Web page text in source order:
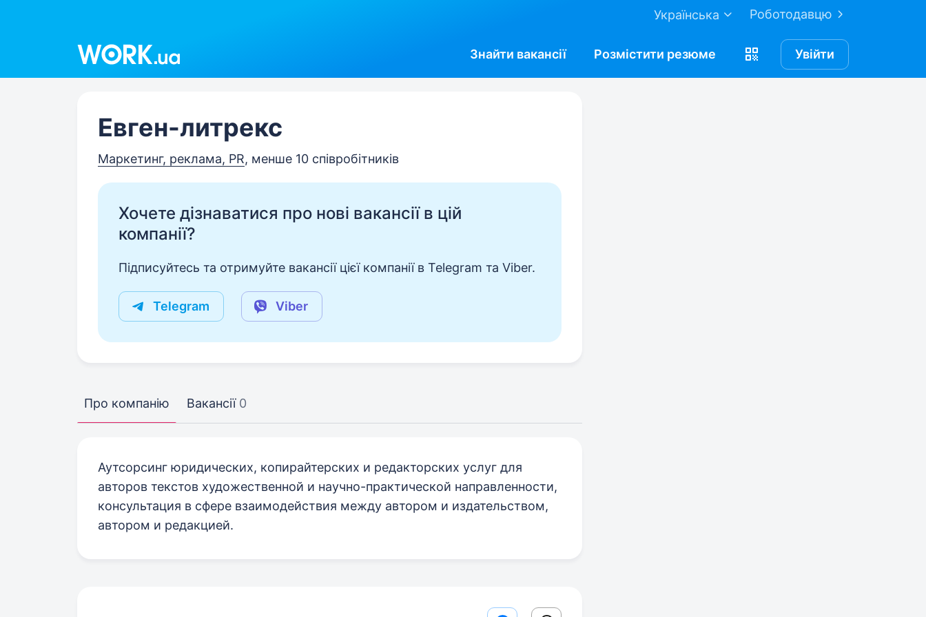
Роботодавцю
Українська
Знайти вакансії Розмістити резюме Увійти
Евген-литрекс
Маркетинг, реклама, PR, менше 10 співробітників
Хочете дізнаватися про нові вакансії в цій
компанії?
Підписуйтесь та отримуйте вакансії цієї компанії в Telegram та Viber.
Telegram Viber
Про компанію Вакансії 0
Аутсорсинг юридических, копирайтерских и редакторских услуг для
авторов текстов художественной и научно-практической направленности,
консультация в сфере взаимодействия между автором и издательством,
автором и редакцией.